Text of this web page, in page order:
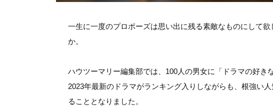
一生に一度のプロポーズは思い出に残る素敵なものにして
か。
ハウツーマリー編集部では、100人の男女に「ドラマの好き
2023年最新のドラマがランキング入りしながらも、根強い
ることとなりました。